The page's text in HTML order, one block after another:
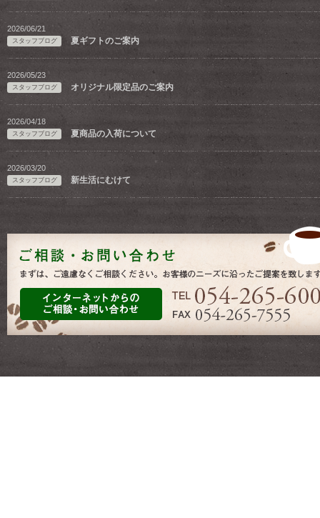
2026/06/21
スタッフブログ 夏ギフトのご案内
2026/05/23
スタッフブログ オリジナル限定品のご案内
2026/04/18
スタッフブログ 夏商品の入荷について
2026/03/20
スタッフブログ 新生活にむけて